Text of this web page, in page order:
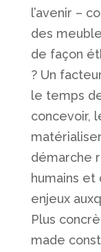
l’avenir –
des
de façon
? Un
le temps
concevoir,
démarche
humains et
enjeux
Plus
made